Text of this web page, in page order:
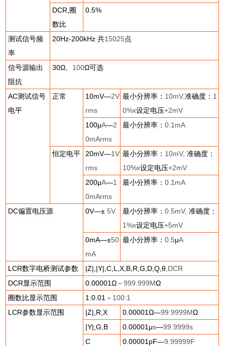
DCR, 圈
数比
0.5%
测试信号频
率
20Hz-200kHz共15025点
信号源输出
阻抗
30Ω、 100Ω可选
AC测试信号
电平
正常 10mV—2V
rms
最小分辨率： 10mV,准确度： 1
0%x设定电压+2mV
100μA—2
0mArms
最小分辨率：0.1mA
恒定电平 20mV—1V
rms
最小分辨率： 10mV,准确度：
10%x设定电压+2mV
200μA—1
0mArms
最小分辨率：0.1mA
DC偏置电压源 0V—± 5V 最小分辨率：0.5mV,准确度：
1%x设定电压+5mV
0mA—±50
mA
最小分辨率：0.5μA
LCR数字电桥测试参数 |Z|,|Y|,C,L,X,B,R,G,D,Q,θ ,DCR
DCR显示范围 0.00001Ω－999.999MΩ
圈数比显示范围
1:0.01 － 100:1
LCR参数显示范围 |Z|,R,X 0.00001Ω—99.9999MΩ
|Y|,G,B
0.00001 μs—99.9999s
C
0.00001pF—9.99999F